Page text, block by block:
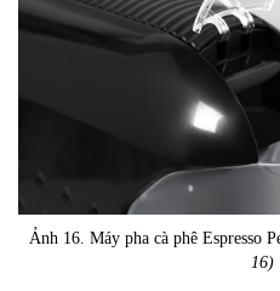
Ảnh 16. Máy pha cà phê Espresso
16)